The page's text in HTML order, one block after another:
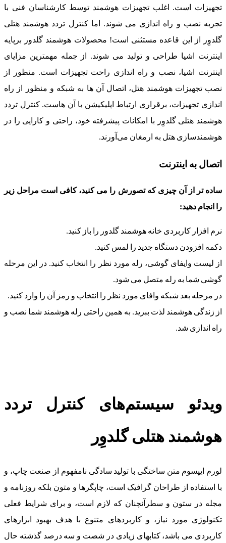
تجهیزات است. اغلب تجهیزات هوشمند توسط کارشناسان فنی با
تجربه نصب و راه اندازی می شوند. اما کنترل تردد هوشمند هتلی
گلدوِر از این قاعده مستثنی است! محصولات هوشمند گلدور برپایه
اینترنت اشیا طراحی و تولید می شوند. از جمله مهمترین مزایای
اینترنت اشیا، نصب و راه اندازی راحت تجهیزات است. منظور از
نصب تجهیزات هوشمند هتل، اتصال آن ها به شبکه و منظور از راه
اندازی تجهیزات، برقراری ارتباط اپلیکیشن با آن هاست. کنترل تردد
هوشمند هتلی گلدوِر با امکانات پیشرفته خود، راحتی و کارایی را در
هوشمندسازی هتل به ارمغان می‌آورند.
اتصال به اینترنت
ساده تر از آن چیزی که تصورش را می کنید، کافی است مراحل زیر
را انجام دهید:
نرم افزار کاربردی خانه هوشمند گلدور را باز کنید.
دکمه افزودن دستگاه جدید را لمس کنید.
از لیست وایفای گوشی، رله مورد نظر را انتخاب کنید. در این مرحله
گوشی شما به رله متصل می شود.
در مرحله بعد شبکه وافای مورد نظر را انتخاب و رمز آن را وارد کنید.
از زندگی هوشمند لذت ببرید. به همین راحتی رله هوشمند شما نصب و
راه اندازی شد.
ویدئو سیستم‌های کنترل تردد
هوشمند هتلی گلدوِر
لورم ایپسوم متن ساختگی با تولید سادگی نامفهوم از صنعت چاپ، و
با استفاده از طراحان گرافیک است، چاپگرها و متون بلکه روزنامه و
مجله در ستون و سطرآنچنان که لازم است، و برای شرایط فعلی
تکنولوژی مورد نیاز، و کاربردهای متنوع با هدف بهبود ابزارهای
کاربردی می باشد، کتابهای زیادی در شصت و سه درصد گذشته حال